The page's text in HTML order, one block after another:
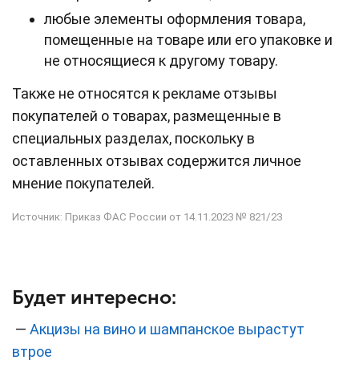
любые элементы оформления товара,
помещенные на товаре или его упаковке и
не относящиеся к другому товару.
Также не относятся к рекламе отзывы
покупателей о товарах, размещенные в
специальных разделах, поскольку в
оставленных отзывах содержится личное
мнение покупателей.
Источник: Приказ ФАС России от 14.11.2023 № 821/23
Будет интересно:
— Акцизы на вино и шампанское вырастут
втрое